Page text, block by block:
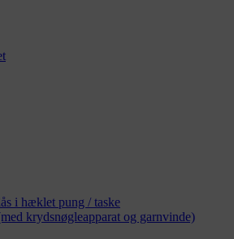
i hæklet pung / taske
krydsnøgleapparat og garnvinde)